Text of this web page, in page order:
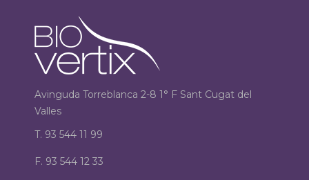
Avinguda Torreblanca 2-8 1° F Sant Cugat del
Valles
T. 93 544 11 99
F. 93 544 12 33